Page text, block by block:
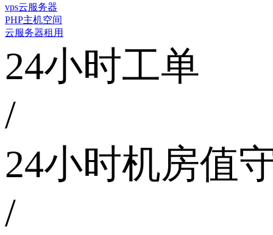
vps云服务器
PHP主机空间
云服务器租用
24小时工单
/
24小时机房值
/